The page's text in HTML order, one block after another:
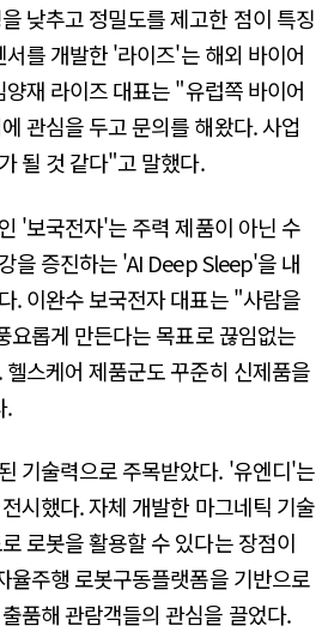
낮추고 정밀도를 제고한 점이 특징
를 개발한 '라이즈'는 해외 바이어
재 라이즈 대표는 "유럽쪽 바이어
관심을 두고 문의를 해왔다. 사업
될 것 같다"고 말했다.
'보국전자'는 주력 제품이 아닌 수
을 증진하는 'AI Deep Sleep'을 내
. 이완수 보국전자 대표는 "사람을
요롭게 만든다는 목표로 끊임없는
스케어 제품군도 꾸준히 신제품을
.
기술력으로 주목받았다. '유엔디'는
시했다. 자체 개발한 마그네틱 기술
로봇을 활용할 수 있다는 장점이
율주행 로봇구동플랫폼을 기반으로
품해 관람객들의 관심을 끌었다.